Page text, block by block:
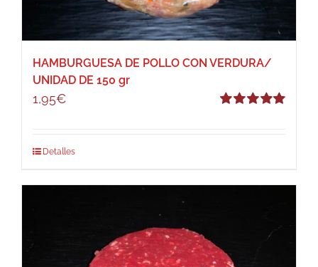
HAMBURGUESA DE POLLO CON VERDURA/
UNIDAD DE 150 gr
1,95€
Detalles